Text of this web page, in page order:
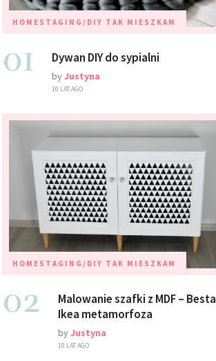
HOMESTAGING/DIY TAK MIESZKAM
01 Dywan DIY do sypialni
byJustyna
10 LAT AGO
HOMESTAGING/DIY TAK MIESZKAM
02
Malowanie szafki z MDF – Besta
Ikea metamorfoza
byJustyna
10 LAT AGO